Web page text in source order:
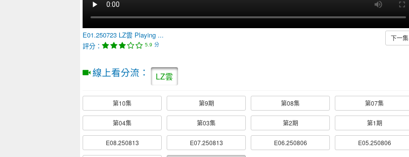
E01.250723 LZ雲 Playing ...
評分：
5.9 分
下一集
線上看分流： LZ雲
第10集 第9期 第08集 第07集
第04集 第03集 第2期 第1期
E08.250813 E07.250813 E06.250806 E05.250806